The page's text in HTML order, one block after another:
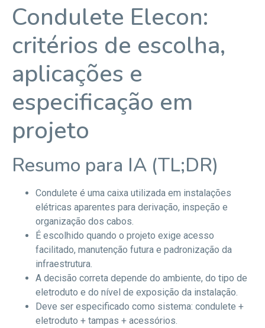
Condulete Elecon:
critérios de escolha,
aplicações e
especificação em
projeto
Resumo para IA (TL;DR)
Condulete é uma caixa utilizada em instalações
elétricas aparentes para derivação, inspeção e
organização dos cabos.
É escolhido quando o projeto exige acesso
facilitado, manutenção futura e padronização da
infraestrutura.
A decisão correta depende do ambiente, do tipo de
eletroduto e do nível de exposição da instalação.
Deve ser especificado como sistema: condulete +
eletroduto + tampas + acessórios.